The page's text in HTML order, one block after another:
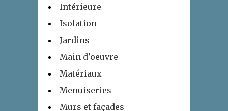
Intérieure
Isolation
Jardins
Main d'oeuvre
Matériaux
Menuiseries
Murs et façades